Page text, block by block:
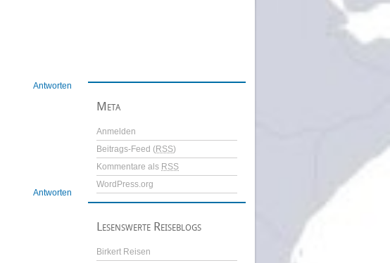
Antworten
Antworten
Meta
Anmelden
Beitrags-Feed (RSS)
Kommentare als RSS
WordPress.org
Lesenswerte Reiseblogs
Birkert Reisen